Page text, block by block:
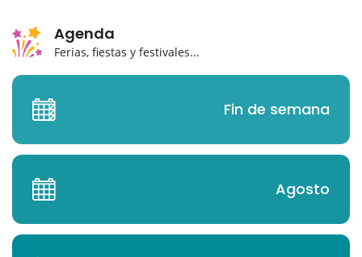
Agenda
Ferias, fiestas y festivales...
Fin de semana
Agosto